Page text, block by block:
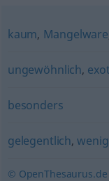
kaum, Mangelware
ungewöhnlich,
besonders
gelegentlich,wenig
© OpenThesaurus.de